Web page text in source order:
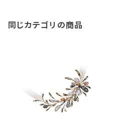
同じカテゴリの商品